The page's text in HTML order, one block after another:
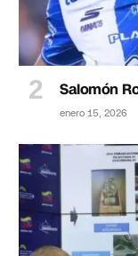
Salomón
enero 15, 2026